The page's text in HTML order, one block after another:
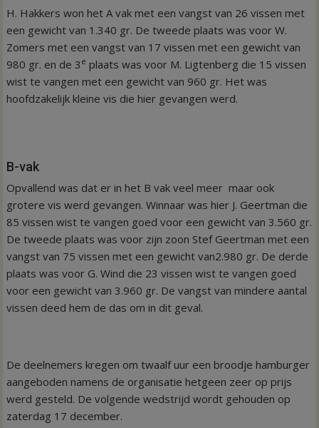
H. Hakkers won het A vak met een vangst van 26 vissen met
een gewicht van 1.340 gr. De tweede plaats was voor W.
Zomers met een vangst van 17 vissen met een gewicht van
980 gr. en de 3 e plaats was voor M. Ligtenberg die 15 vissen
wist te vangen met een gewicht van 960 gr. Het was
hoofdzakelijk kleine vis die hier gevangen werd.
B-vak
Opvallend was dat er in het B vak veel meer maar ook
grotere vis werd gevangen. Winnaar was hier J. Geertman die
85 vissen wist te vangen goed voor een gewicht van 3.560 gr.
De tweede plaats was voor zijn zoon Stef Geertman met een
vangst van 75 vissen met een gewicht van2.980 gr. De derde
plaats was voor G. Wind die 23 vissen wist te vangen goed
voor een gewicht van 3.960 gr. De vangst van mindere aantal
vissen deed hem de das om in dit geval.
De deelnemers kregen om twaalf uur een broodje hamburger
aangeboden namens de organisatie hetgeen zeer op prijs
werd gesteld. De volgende wedstrijd wordt gehouden op
zaterdag 17 december.